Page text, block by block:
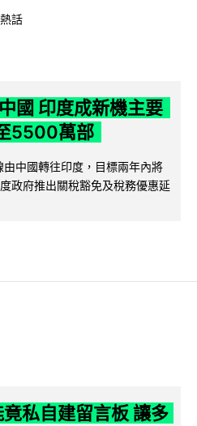
話
國 印度成新機主要
5500萬部
中國轉往印度，目標兩年內將
政府推出關稅豁免及稅務優惠延
私自建留言板 讓多